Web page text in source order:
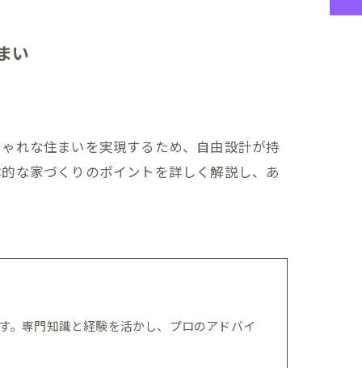
い
れな住まいを実現するため、自由設計が持
な家づくりのポイントを詳しく解説し、あ
。専門知識と経験を活かし、プロのアドバイ